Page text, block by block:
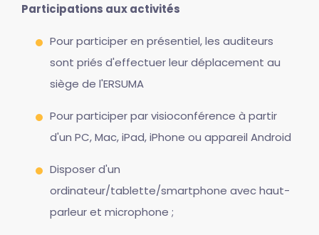
Participations aux activités
Pour participer en présentiel, les auditeurs
sont priés d'effectuer leur déplacement au
siège de l'ERSUMA
Pour participer par visioconférence à partir
d'un PC, Mac, iPad, iPhone ou appareil Android
Disposer d'un
ordinateur/tablette/smartphone avec haut-
parleur et microphone ;